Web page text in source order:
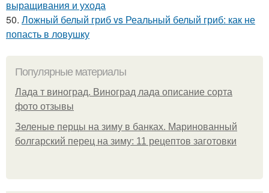
выращивания и ухода
50. Ложный белый гриб vs Реальный белый гриб: как не
попасть в ловушку
Популярные материалы
Лада т виноград. Виноград лада описание сорта
фото отзывы
Зеленые перцы на зиму в банках. Маринованный
болгарский перец на зиму: 11 рецептов заготовки